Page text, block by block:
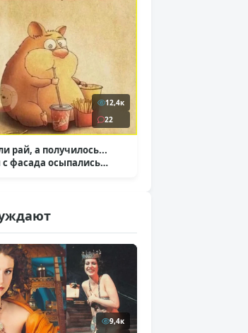
12,4к
22
рай, а получилось...
фасада осыпались
9,4к